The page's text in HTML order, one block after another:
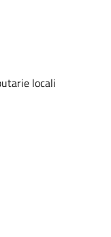
locali